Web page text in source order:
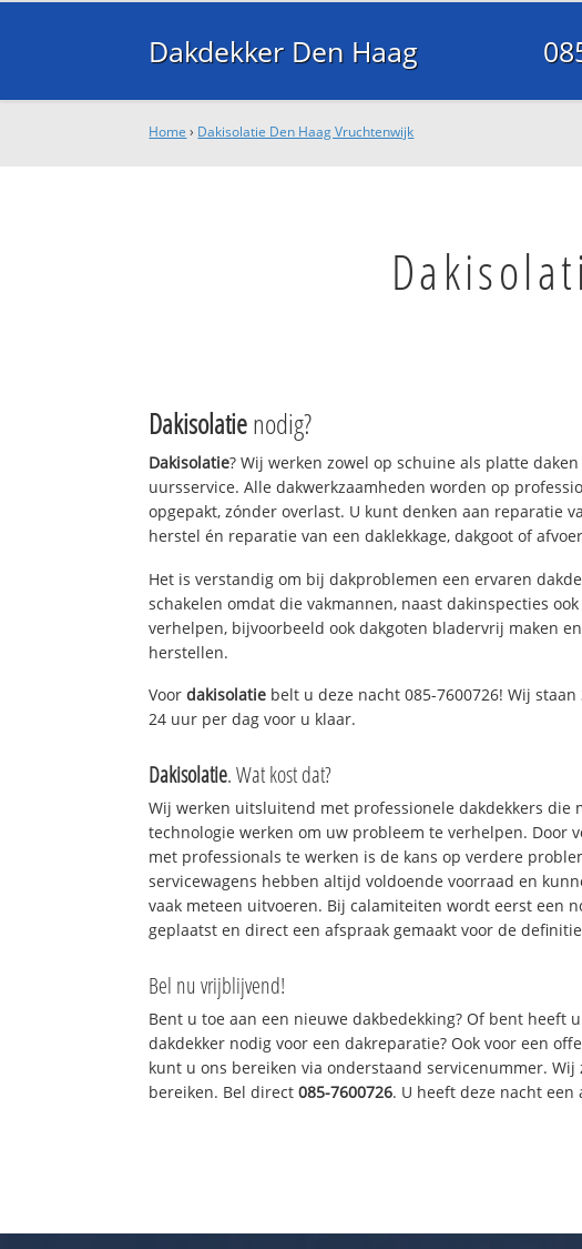
Dakdekker Den Haag
Home › Dakisolatie Den Haag Vruchtenwijk
Dakisolatienodig?
Dakisolatie? Wij werken zowel op schuine als platte
uursservice. Alle dakwerkzaamheden worden op
opgepakt, zónder overlast. U kunt denken aan reparatie
herstel én reparatie van een daklekkage, dakgoot of
Het is verstandig om bij dakproblemen een ervaren
schakelen omdat die vakmannen, naast dakinspecties ook
verhelpen, bijvoorbeeld ook dakgoten bladervrij maken
herstellen.
Voordakisolatie belt u deze nacht 085-7600726! Wij
24 uur per dag voor u klaar.
Dakisolatie. Wat kost dat?
Wij werken uitsluitend met professionele dakdekkers die
technologie werken om uw probleem te verhelpen. Door
met professionals te werken is de kans op verdere
servicewagens hebben altijd voldoende voorraad en
vaak meteen uitvoeren. Bij calamiteiten wordt eerst een
geplaatst en direct een afspraak gemaakt voor de
Bel nu vrijblijvend!
Bent u toe aan een nieuwe dakbedekking? Of bent heeft
dakdekker nodig voor een dakreparatie? Ook voor een
kunt u ons bereiken via onderstaand servicenummer.
bereiken. Bel direct085-7600726. U heeft deze nacht een